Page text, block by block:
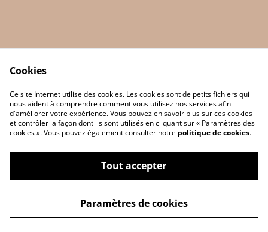
Contact Us
Legal Terms
Privacy Policy
Cookie Policy
©2026JP 3D Print
powered by
Cookies
Ce site Internet utilise des cookies. Les cookies sont de petits fichiers qui
nous aident à comprendre comment vous utilisez nos services afin
d'améliorer votre expérience. Vous pouvez en savoir plus sur ces cookies
et contrôler la façon dont ils sont utilisés en cliquant sur « Paramètres des
cookies ». Vous pouvez également consulter notre politique de cookies.
Tout accepter
Paramètres de cookies